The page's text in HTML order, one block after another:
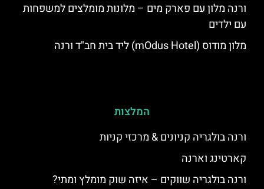
ורנה מלון עם פארק מים – מלונות מומלצים למשפחות
עם ילדים
מלון מודוס (mOdus Hotel) ליד בית חב"ד ורנה
המלצות
ורנה בולגריה קניונים & מרכזי קניות
קארטינג וארנה
ורנה בולגריה שווקים – איזה שוק מומלץ ומתי?